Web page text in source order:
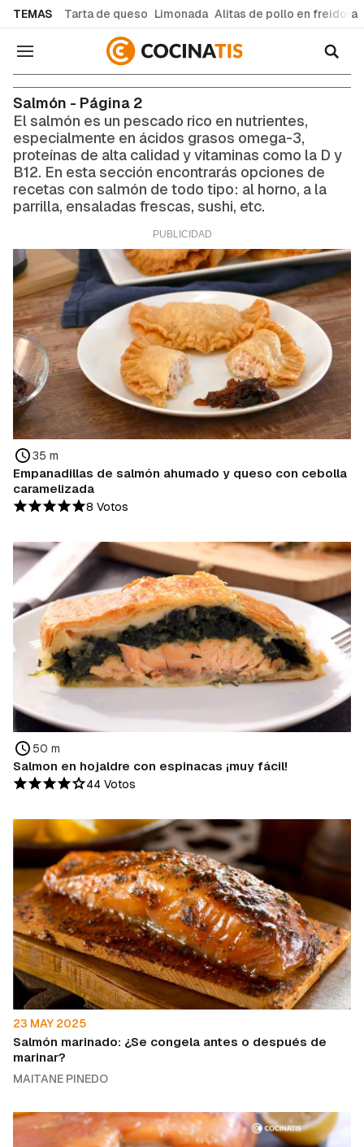
TEMAS Tarta de queso Limonada Alitas de pollo en freidora
Navegación
Salmón - Página 2
El salmón es un pescado rico en nutrientes,
especialmente en ácidos grasos omega-3,
proteínas de alta calidad y vitaminas como la D y
B12. En esta sección encontrarás opciones de
recetas con salmón de todo tipo: al horno, a la
parrilla, ensaladas frescas, sushi, etc.
35 m
Empanadillas de salmón ahumado y queso con cebolla
caramelizada
8 Votos
50 m
Salmon en hojaldre con espinacas ¡muy fácil!
44 Votos
23 MAY 2025
Salmón marinado: ¿Se congela antes o después de
marinar?
MAITANE PINEDO